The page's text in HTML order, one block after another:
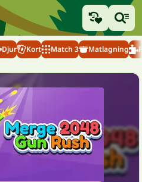
Djur Kort Match 3 Matlagning